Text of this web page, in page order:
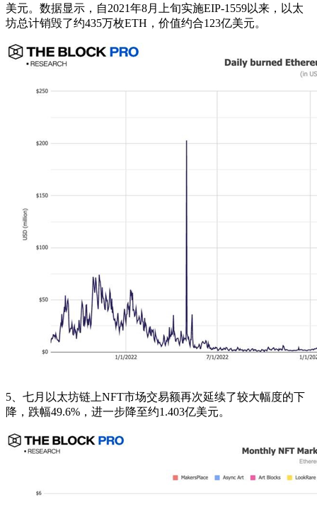
美元。数据显示，自2021年8月上旬实施EIP-1559以来，以太
坊总计销毁了约435万枚ETH，价值约合123亿美元。
5、七月以太坊链上NFT市场交易额再次延续了较大幅度的下
降，跌幅49.6%，进一步降至约1.403亿美元。